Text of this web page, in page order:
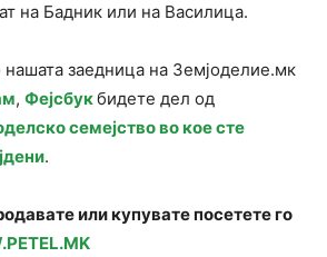
на Бадник или на Василица.
заедница на Земјоделие.мк
, Фејсбукбидете дел од
семејство во кое сте
.
или купувате посетете го